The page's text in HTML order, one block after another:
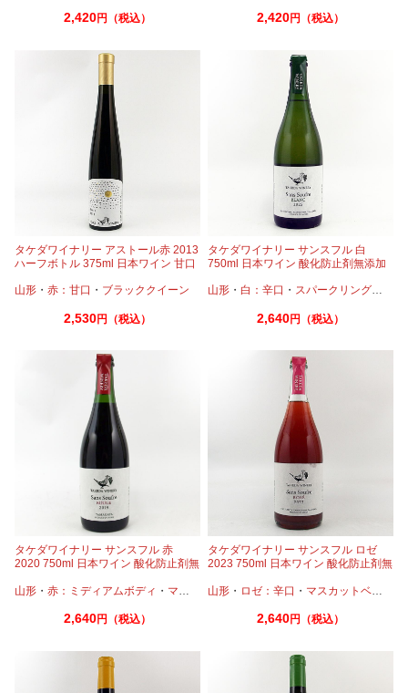
2,420円（税込） 2,420円（税込）
タケダワイナリー アストール赤 2013
ハーフボトル 375ml 日本ワイン 甘口
山形 ・ 赤：甘口 ・ ブラッククイーン
2,530円（税込）
タケダワイナリー サンスフル 白
750ml 日本ワイン 酸化防止剤無添加
山形 ・ 白：辛口 ・ スパークリングワイン
2,640円（税込）
タケダワイナリー サンスフル 赤
2020 750ml 日本ワイン 酸化防止剤無
山形 ・ 赤：ミディアムボディ ・ マスカットベーリーA
2,640円（税込）
タケダワイナリー サンスフル ロゼ
2023 750ml 日本ワイン 酸化防止剤無
山形 ・ ロゼ：辛口 ・ マスカットベーリーA
2,640円（税込）